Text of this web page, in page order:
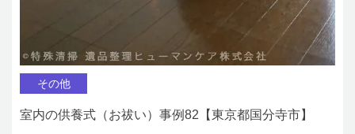
その他
室内の供養式（お祓い）事例82【東京都国分寺市】